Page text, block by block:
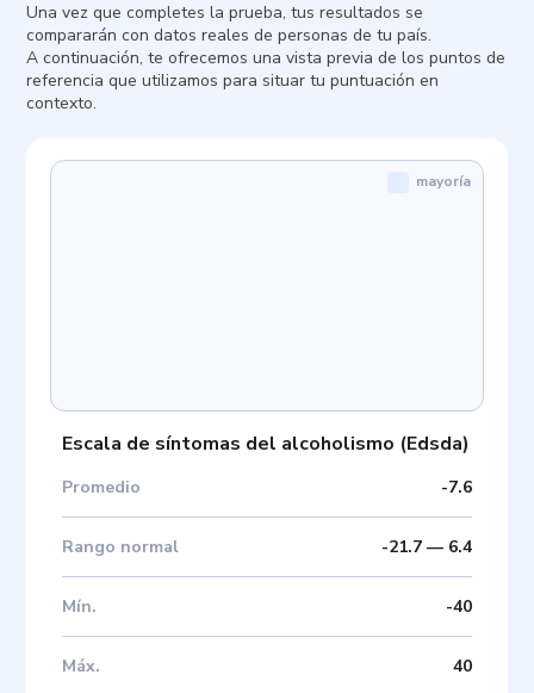
Una vez que completes la prueba, tus resultados se
compararán con datos reales de personas de tu país.
A continuación, te ofrecemos una vista previa de los puntos de
referencia que utilizamos para situar tu puntuación en
contexto.
Escala de síntomas del alcoholismo (Edsda)
Promedio -7.6
Rango normal -21.7— 6.4
Mín. -40
Máx. 40
mayoría